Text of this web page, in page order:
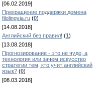
[06.02.2019]
Прекращение поддержки домена
filolingvia.ru (0)
[14.08.2018]
Английский без правил! (1)
[13.08.2018]
Прогнозирование - это не чудо, а
технология или зачем искусство
стратегии тем, кто учит английский
язык? (0)
[08.03.2018]